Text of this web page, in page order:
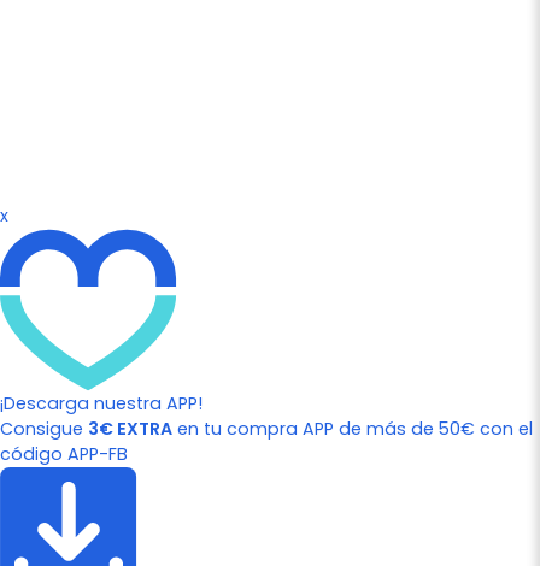
x
¡Descarga nuestra APP!
Consigue 3€ EXTRA en tu compra APP de más de 50€ con el
código APP-FB